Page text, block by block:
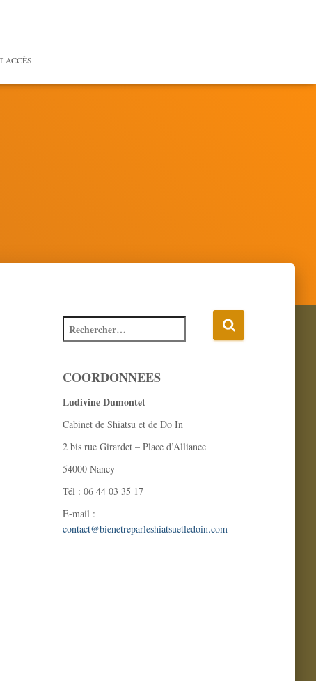
ACCÈS
COORDONNEES
Ludivine Dumontet
Cabinet de Shiatsu et de Do In
2 bis rue Girardet – Place d’Alliance
54000 Nancy
Tél : 06 44 03 35 17
E-mail :
contact@bienetreparleshiatsuetledoin.com